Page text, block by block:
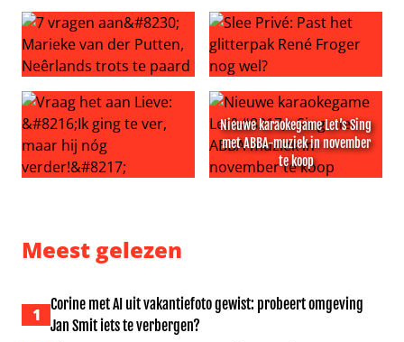
7 vragen aan… Marieke van der Putten, Neêrlands trots
Slee Privé: Past het
Nieuwe karaokegame Let’s Sing
met ABBA-muziek in november
te koop
Meest gelezen
1
Corine met AI uit vakantiefoto gewist: probeert omgeving
Jan Smit iets te verbergen?